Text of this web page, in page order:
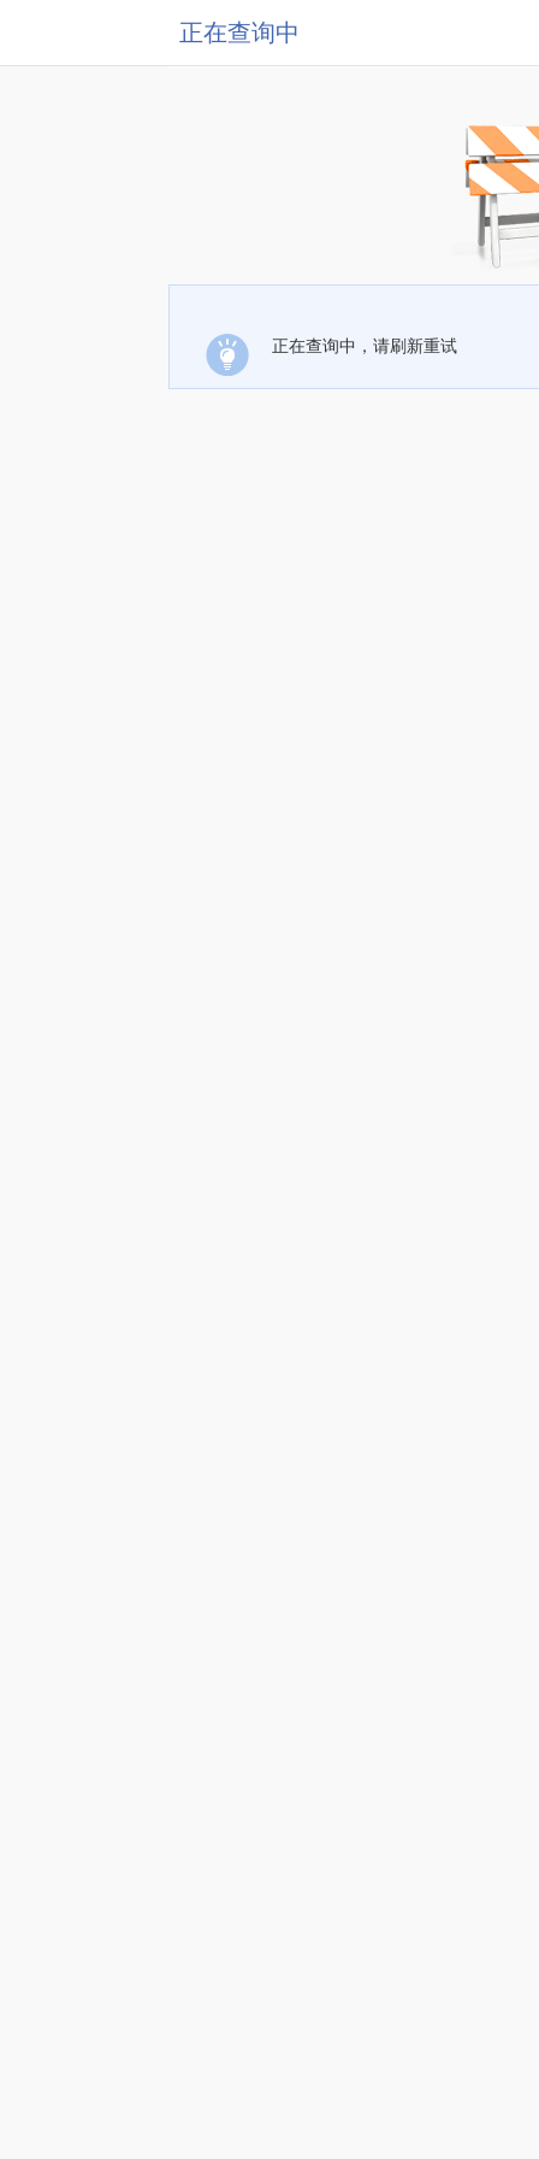
正在查询中
正在查询中，请刷新重试